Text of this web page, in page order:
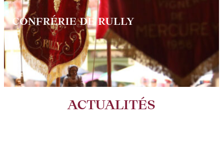
CONFRÉRIE DE RULLY
ACTUALITÉS